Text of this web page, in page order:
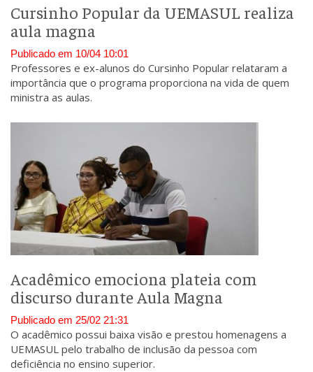
Cursinho Popular da UEMASUL realiza
aula magna
Publicado em 10/04 10:01
Professores e ex-alunos do Cursinho Popular relataram a
importância que o programa proporciona na vida de quem
ministra as aulas.
Acadêmico emociona plateia com
discurso durante Aula Magna
Publicado em 25/02 21:31
O acadêmico possui baixa visão e prestou homenagens a
UEMASUL pelo trabalho de inclusão da pessoa com
deficiência no ensino superior.